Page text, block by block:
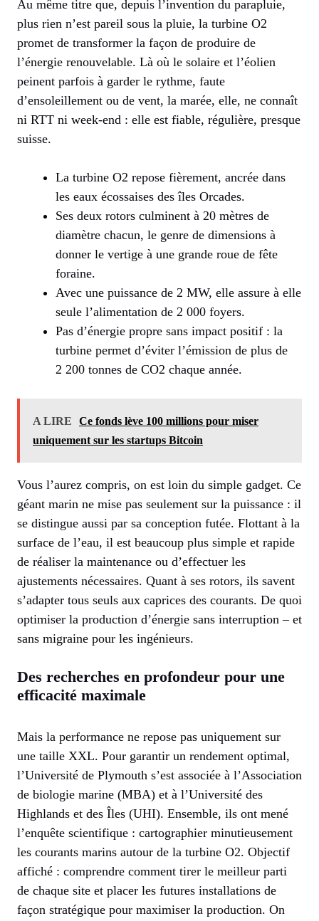
Au même titre que, depuis l’invention du parapluie,
plus rien n’est pareil sous la pluie, la turbine O2
promet de transformer la façon de produire de
l’énergie renouvelable. Là où le solaire et l’éolien
peinent parfois à garder le rythme, faute
d’ensoleillement ou de vent, la marée, elle, ne connaît
ni RTT ni week-end : elle est fiable, régulière, presque
suisse.
La turbine O2 repose fièrement, ancrée dans
les eaux écossaises des îles Orcades.
Ses deux rotors culminent à 20 mètres de
diamètre chacun, le genre de dimensions à
donner le vertige à une grande roue de fête
foraine.
Avec une puissance de 2 MW, elle assure à elle
seule l’alimentation de 2 000 foyers.
Pas d’énergie propre sans impact positif : la
turbine permet d’éviter l’émission de plus de
2 200 tonnes de CO2 chaque année.
A LIRE
Ce fonds lève 100 millions pour miser
uniquement sur les startups Bitcoin
Vous l’aurez compris, on est loin du simple gadget. Ce
géant marin ne mise pas seulement sur la puissance : il
se distingue aussi par sa conception futée. Flottant à la
surface de l’eau, il est beaucoup plus simple et rapide
de réaliser la maintenance ou d’effectuer les
ajustements nécessaires. Quant à ses rotors, ils savent
s’adapter tous seuls aux caprices des courants. De quoi
optimiser la production d’énergie sans interruption – et
sans migraine pour les ingénieurs.
Des recherches en profondeur pour une
efficacité maximale
Mais la performance ne repose pas uniquement sur
une taille XXL. Pour garantir un rendement optimal,
l’Université de Plymouth s’est associée à l’Association
de biologie marine (MBA) et à l’Université des
Highlands et des Îles (UHI). Ensemble, ils ont mené
l’enquête scientifique : cartographier minutieusement
les courants marins autour de la turbine O2. Objectif
affiché : comprendre comment tirer le meilleur parti
de chaque site et placer les futures installations de
façon stratégique pour maximiser la production. On